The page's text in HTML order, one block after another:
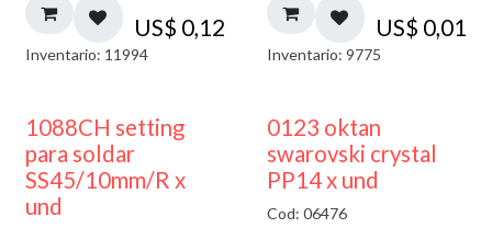
US$ 0,12
Inventario: 11994
US$ 0,01
Inventario: 9775
1088CH setting
para soldar
SS45/10mm/R x
und
0123 oktan
swarovski crystal
PP14 x und
Cod: 06476